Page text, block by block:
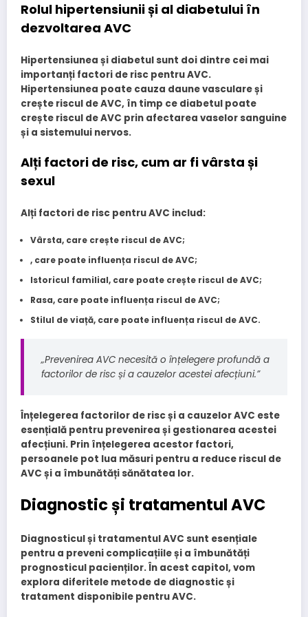
Rolul hipertensiunii și al diabetului în
dezvoltarea AVC
Hipertensiunea și diabetul sunt doi dintre cei mai
importanți factori de risc pentru AVC.
Hipertensiunea poate cauza daune vasculare și
crește riscul de AVC, în timp ce diabetul poate
crește riscul de AVC prin afectarea vaselor sanguine
și a sistemului nervos.
Alți factori de risc, cum ar fi vârsta și
sexul
Alți factori de risc pentru AVC includ:
Vârsta, care crește riscul de AVC;
, care poate influența riscul de AVC;
Istoricul familial, care poate crește riscul de AVC;
Rasa, care poate influența riscul de AVC;
Stilul de viață, care poate influența riscul de AVC.
„Prevenirea AVC necesită o înțelegere profundă a
factorilor de risc și a cauzelor acestei afecțiuni.”
Înțelegerea factorilor de risc și a cauzelor AVC este
esențială pentru prevenirea și gestionarea acestei
afecțiuni. Prin înțelegerea acestor factori,
persoanele pot lua măsuri pentru a reduce riscul de
AVC și a îmbunătăți sănătatea lor.
Diagnostic și tratamentul AVC
Diagnosticul și tratamentul AVC sunt esențiale
pentru a preveni complicațiile și a îmbunătăți
prognosticul pacienților. În acest capitol, vom
explora diferitele metode de diagnostic și
tratament disponibile pentru AVC.